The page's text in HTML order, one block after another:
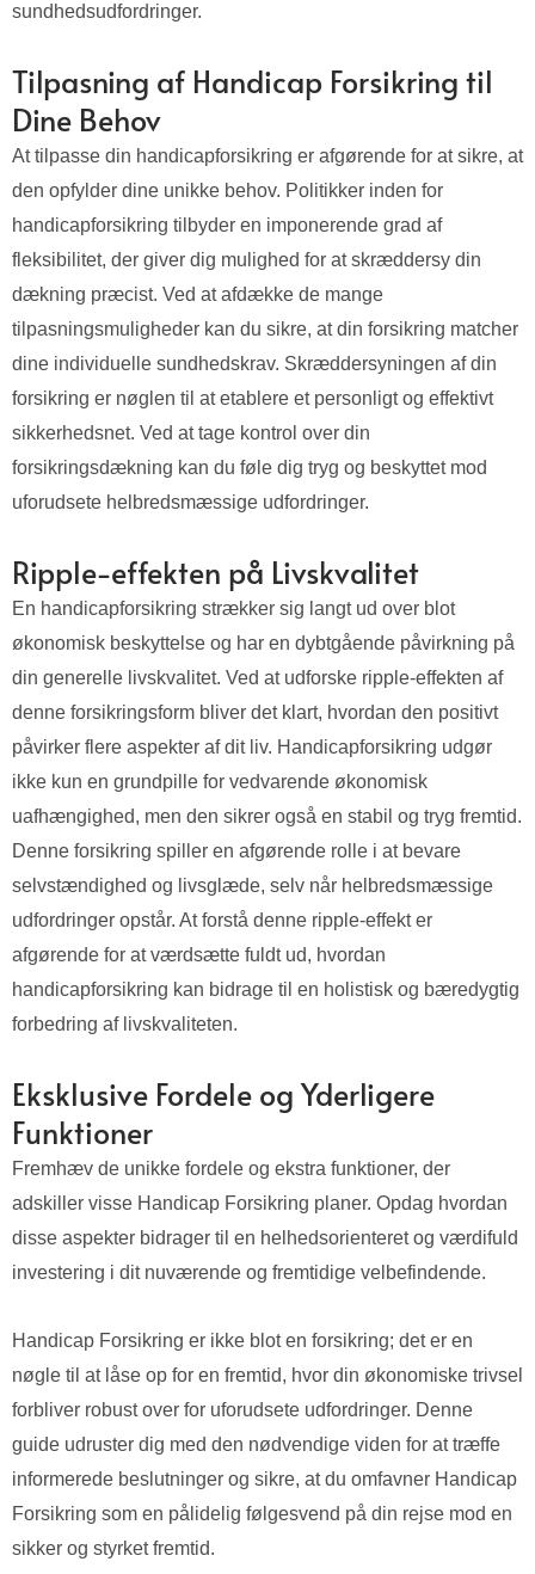
sundhedsudfordringer.
Tilpasning af Handicap Forsikring til
Dine Behov
At tilpasse din handicapforsikring er afgørende for at sikre, at
den opfylder dine unikke behov. Politikker inden for
handicapforsikring tilbyder en imponerende grad af
fleksibilitet, der giver dig mulighed for at skræddersy din
dækning præcist. Ved at afdække de mange
tilpasningsmuligheder kan du sikre, at din forsikring matcher
dine individuelle sundhedskrav. Skræddersyningen af din
forsikring er nøglen til at etablere et personligt og effektivt
sikkerhedsnet. Ved at tage kontrol over din
forsikringsdækning kan du føle dig tryg og beskyttet mod
uforudsete helbredsmæssige udfordringer.
Ripple-effekten på Livskvalitet
En handicapforsikring strækker sig langt ud over blot
økonomisk beskyttelse og har en dybtgående påvirkning på
din generelle livskvalitet. Ved at udforske ripple-effekten af
denne forsikringsform bliver det klart, hvordan den positivt
påvirker flere aspekter af dit liv. Handicapforsikring udgør
ikke kun en grundpille for vedvarende økonomisk
uafhængighed, men den sikrer også en stabil og tryg fremtid.
Denne forsikring spiller en afgørende rolle i at bevare
selvstændighed og livsglæde, selv når helbredsmæssige
udfordringer opstår. At forstå denne ripple-effekt er
afgørende for at værdsætte fuldt ud, hvordan
handicapforsikring kan bidrage til en holistisk og bæredygtig
forbedring af livskvaliteten.
Eksklusive Fordele og Yderligere
Funktioner
Fremhæv de unikke fordele og ekstra funktioner, der
adskiller visse Handicap Forsikring planer. Opdag hvordan
disse aspekter bidrager til en helhedsorienteret og værdifuld
investering i dit nuværende og fremtidige velbefindende.
Handicap Forsikring er ikke blot en forsikring; det er en
nøgle til at låse op for en fremtid, hvor din økonomiske trivsel
forbliver robust over for uforudsete udfordringer. Denne
guide udruster dig med den nødvendige viden for at træffe
informerede beslutninger og sikre, at du omfavner Handicap
Forsikring som en pålidelig følgesvend på din rejse mod en
sikker og styrket fremtid.